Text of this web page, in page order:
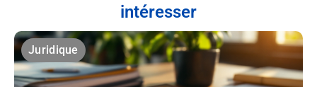
intéresser
Juridique